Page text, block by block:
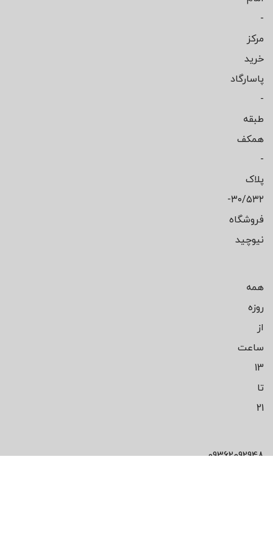
-
مرکز
خرید
پاسارگاد
-
طبقه
همکف
-
پلاک
۳۰/۵۳۲-
فروشگاه
نیوچید
همه
روزه
از
ساعت
13
تا
21
09362092948